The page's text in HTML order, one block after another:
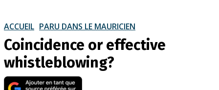
ACCUEIL PARU DANS LE MAURICIEN
Coincidence or effective
whistleblowing?